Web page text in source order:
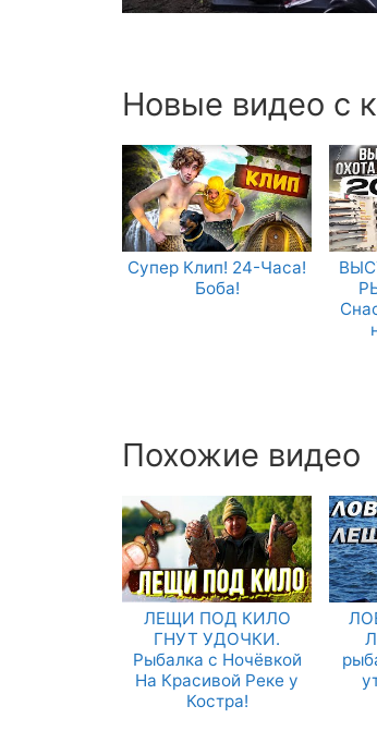
Новые видео с
Супер Клип! 24-Часа!
Боба!
Похожие видео
ЛЕЩИ ПОД КИЛО
ГНУТ УДОЧКИ.
Рыбалка с Ночёвкой
На Красивой Реке у
Костра!